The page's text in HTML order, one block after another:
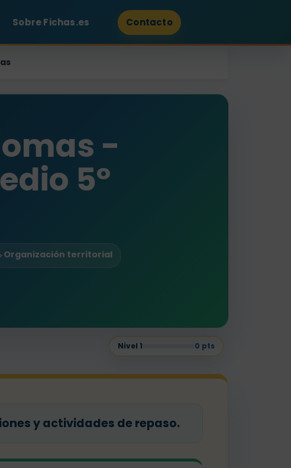
Sobre Fichas.es Contacto
-
5º
Organización territorial
Nivel 1 0 pts
y actividades de repaso.